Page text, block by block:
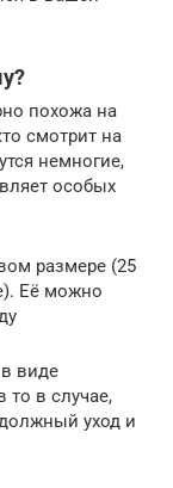
похожа на
смотрит на
немногие,
особых
размере (25
Её можно
виде
то в случае,
уход и